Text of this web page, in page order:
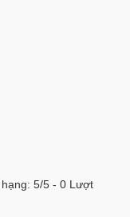
5/5 - 0 Lượt